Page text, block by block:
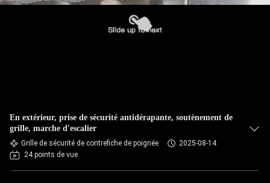
En extérieur, prise de sécurité antidérapante, soutènement de
grille, marche d'escalier
Grille de sécurité de contrefiche de poignée
2025-08-14
24 points de vue